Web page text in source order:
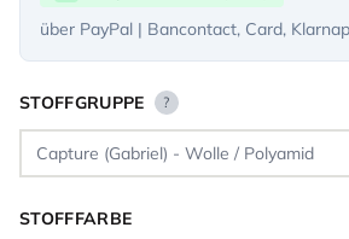
über PayPal | Bancontact, Card,
STOFFGRUPPE ?
STOFFFARBE